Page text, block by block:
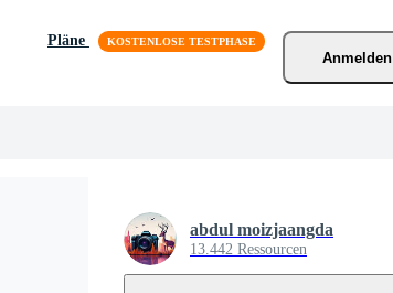
Pläne
Anmelden
abdul moizjaangda
13.442 Ressourcen